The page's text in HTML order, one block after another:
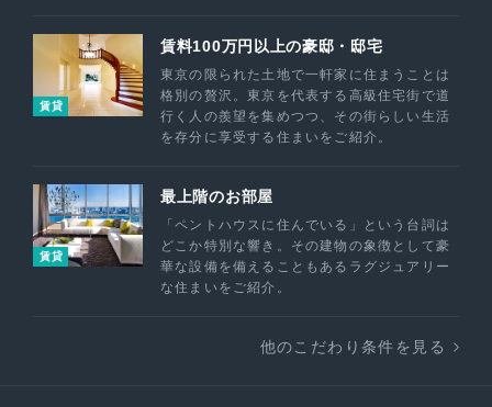
賃貸
賃料100万円以上の豪邸・邸宅
東京の限られた土地で一軒家に住まうことは
格別の贅沢。東京を代表する高級住宅街で道
行く人の羨望を集めつつ、その街らしい生活
を存分に享受する住まいをご紹介。
賃貸
最上階のお部屋
「ペントハウスに住んでいる」という台詞は
どこか特別な響き。その建物の象徴として豪
華な設備を備えることもあるラグジュアリー
な住まいをご紹介。
他のこだわり条件を見る